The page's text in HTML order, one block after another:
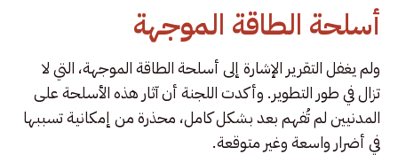
أسلحة الطاقة الموجهة
ولم يغفل التقرير الإشارة إلى أسلحة الطاقة الموجهة، التي لا
تزال في طور التطوير. وأكدت اللجنة أن آثار هذه الأسلحة على
المدنيين لم تُفهم بعد بشكل كامل، محذرة من إمكانية تسببها
في أضرار واسعة وغير متوقعة.